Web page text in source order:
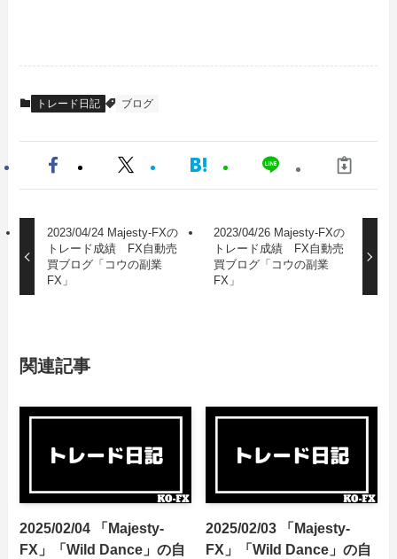
トレード日記 ブログ
2023/04/24 Majesty-FXの
トレード成績 FX自動売
買ブログ「コウの副業
FX」
2023/04/26 Majesty-FXの
トレード成績 FX自動売
買ブログ「コウの副業
FX」
関連記事
2025/02/04 「Majesty-
FX」「Wild Dance」の自
2025/02/03 「Majesty-
FX」「Wild Dance」の自